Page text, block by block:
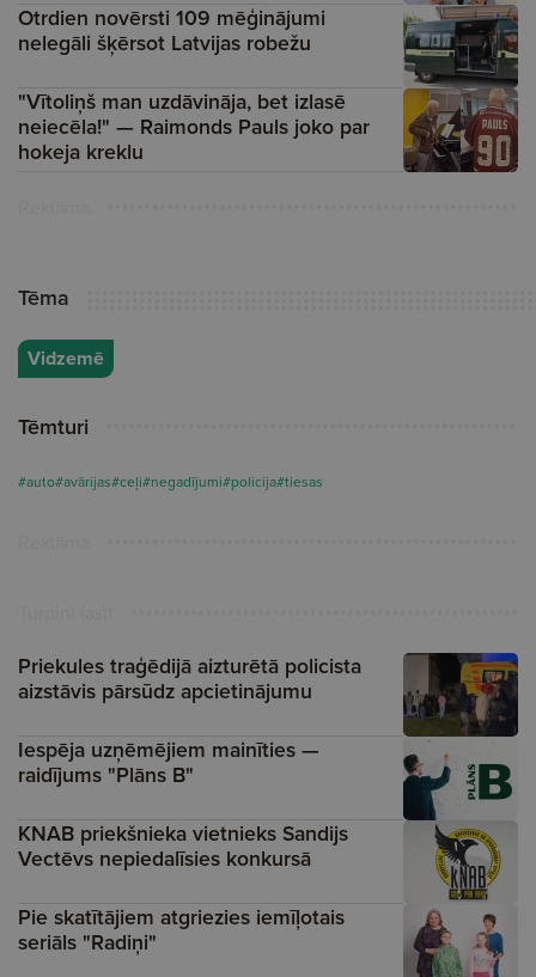
Otrdien novērsti 109 mēģinājumi
nelegāli šķērsot Latvijas robežu
"Vītoliņš man uzdāvināja, bet izlasē
neiecēla!" — Raimonds Pauls joko par
hokeja kreklu
Tēma
Vidzemē
Tēmturi
#auto#avārijas#ceļi#negadījumi#policija#tiesas
Priekules traģēdijā aizturētā policista
aizstāvis pārsūdz apcietinājumu
Iespēja uzņēmējiem mainīties —
raidījums "Plāns B"
KNAB priekšnieka vietnieks Sandijs
Vectēvs nepiedalīsies konkursā
Pie skatītājiem atgriezies iemīļotais
seriāls "Radiņi"